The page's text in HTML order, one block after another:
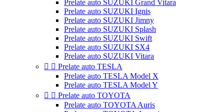
Prelate auto SUZUKI Grand Vitara
Prelate auto SUZUKI Ignis
Prelate auto SUZUKI Jimny
Prelate auto SUZUKI Splash
Prelate auto SUZUKI Swift
Prelate auto SUZUKI SX4
Prelate auto SUZUKI Vitara
  Prelate auto TESLA
Prelate auto TESLA Model X
Prelate auto TESLA Model Y
  Prelate auto TOYOTA
Prelate auto TOYOTA Auris